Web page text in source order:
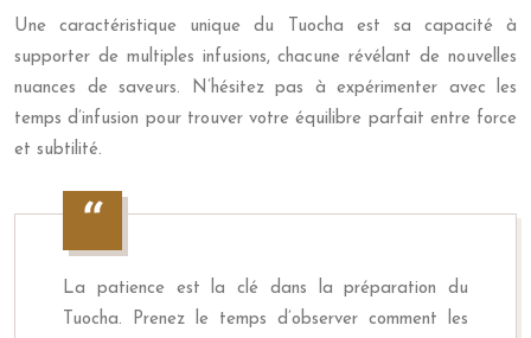
Une caractéristique unique du Tuocha est sa capacité à
supporter de multiples infusions, chacune révélant de nouvelles
nuances de saveurs. N’hésitez pas à expérimenter avec les
temps d’infusion pour trouver votre équilibre parfait entre force
et subtilité.
La patience est la clé dans la préparation du
Tuocha. Prenez le temps d’observer comment les